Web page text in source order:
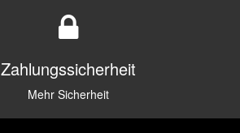
Zahlungssicherheit
Mehr Sicherheit